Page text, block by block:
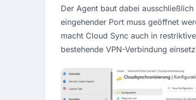
Der Agent baut dabei
eingehender Port muss geöffnet
macht Cloud Sync auch in
bestehende VPN-Verbindung